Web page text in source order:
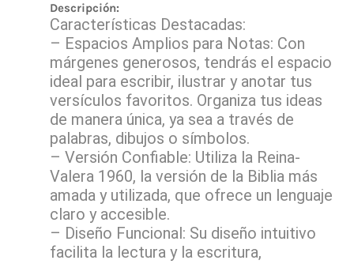
Descripción:
Características Destacadas:
– Espacios Amplios para Notas: Con
márgenes generosos, tendrás el espacio
ideal para escribir, ilustrar y anotar tus
versículos favoritos. Organiza tus ideas
de manera única, ya sea a través de
palabras, dibujos o símbolos.
– Versión Confiable: Utiliza la Reina-
Valera 1960, la versión de la Biblia más
amada y utilizada, que ofrece un lenguaje
claro y accesible.
– Diseño Funcional: Su diseño intuitivo
facilita la lectura y la escritura,